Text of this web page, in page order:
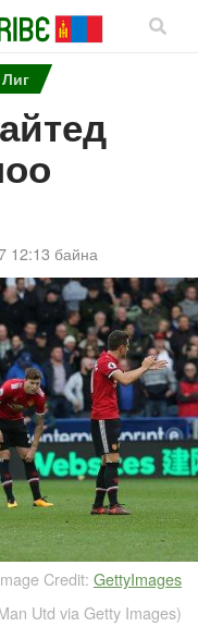
12:13 байна
Credit: GettyImages
Utd via Getty Images)